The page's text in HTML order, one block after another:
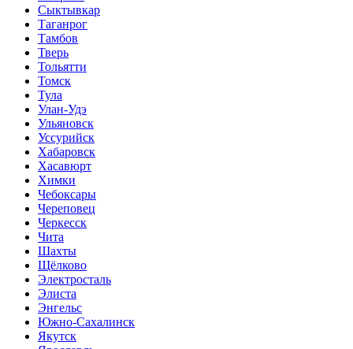
Сыктывкар
Таганрог
Тамбов
Тверь
Тольятти
Томск
Тула
Улан-Удэ
Ульяновск
Уссурийск
Хабаровск
Хасавюрт
Химки
Чебоксары
Череповец
Черкесск
Чита
Шахты
Щёлково
Электросталь
Элиста
Энгельс
Южно-Сахалинск
Якутск